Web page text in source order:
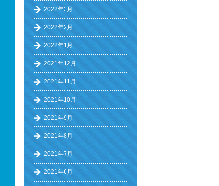
2022年3月
2022年2月
2022年1月
2021年12月
2021年11月
2021年10月
2021年9月
2021年8月
2021年7月
2021年6月